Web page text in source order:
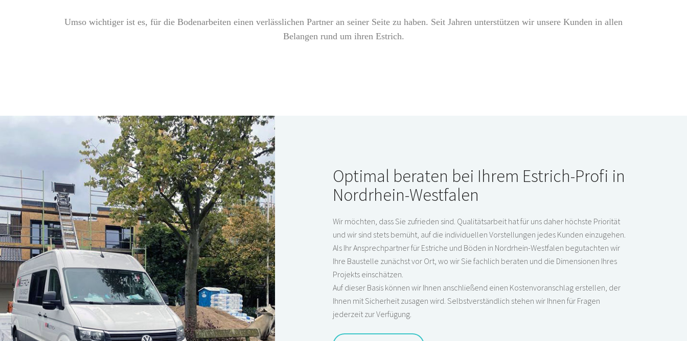
Umso wichtiger ist es, für die Bodenarbeiten einen verlässlichen Partner an seiner Seite zu haben. Seit Jahren unterstützen wir unsere Kunden in allen
Belangen rund um ihren Estrich.
Optimal beraten bei Ihrem Estrich-Profi in
Nordrhein-Westfalen
Wir möchten, dass Sie zufrieden sind. Qualitätsarbeit hat für uns daher höchste Priorität
und wir sind stets bemüht, auf die individuellen Vorstellungen jedes Kunden einzugehen.
Als Ihr Ansprechpartner für Estriche und Böden in Nordrhein-Westfalen begutachten wir
Ihre Baustelle zunächst vor Ort, wo wir Sie fachlich beraten und die Dimensionen Ihres
Projekts einschätzen.
Auf dieser Basis können wir Ihnen anschließend einen Kostenvoranschlag erstellen, der
Ihnen mit Sicherheit zusagen wird. Selbstverständlich stehen wir Ihnen für Fragen
jederzeit zur Verfügung.